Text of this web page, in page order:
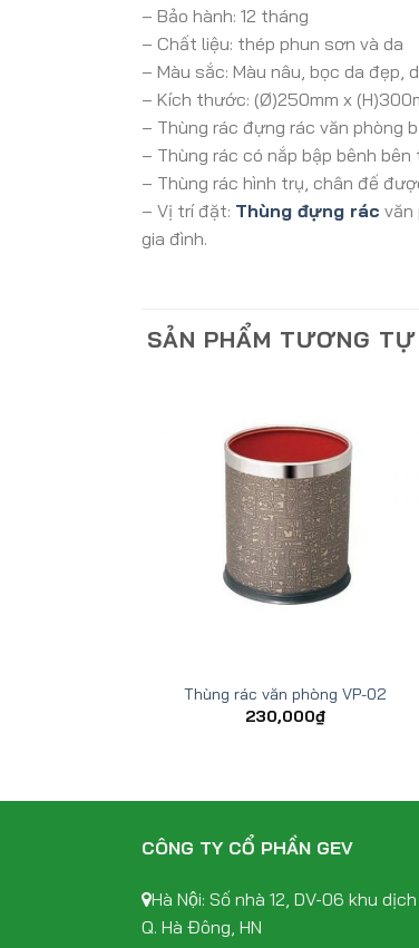
– Bảo hành: 12 tháng
– Chất liệu: thép phun sơn và da
– Màu sắc: Màu nâu, bọc da đẹp,
– Kích thước: (Ø)250mm x
– Thùng rác đựng rác văn phòng
– Thùng rác có nắp bập bênh
– Thùng rác hình trụ, chân đế
– Vị trí đặt: Thùng đựng rác văn
gia đình.
SẢN PHẨM TƯƠNG TỰ
Thùng rác văn phòng VP-02
230,000₫
CÔNG TY CỔ PHẦN GEV
Hà Nội: Số nhà 12, DV-06 khu dịch
Q. Hà Đông, HN